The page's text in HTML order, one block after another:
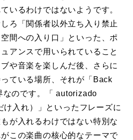
いるわけではないようです。
ろ「関係者以外立ち入り禁止
間への入り口」といった、ポ
アンスで用いられていること
や音楽を楽しんだ後、さらに
ている場所、それが「Back
なのです。「 autorizado
入れ）」といったフレーズに
が入れるわけではない特別な
この楽曲の核心的なテーマで